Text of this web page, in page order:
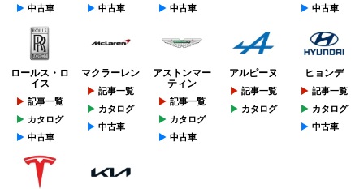
中古車
中古車
中古車
中古車
ロールス・ロ
イス
記事一覧
カタログ
中古車
マクラーレン
記事一覧
カタログ
中古車
アストンマー
ティン
記事一覧
カタログ
中古車
アルピーヌ
記事一覧
カタログ
ヒョンデ
記事一覧
カタログ
中古車